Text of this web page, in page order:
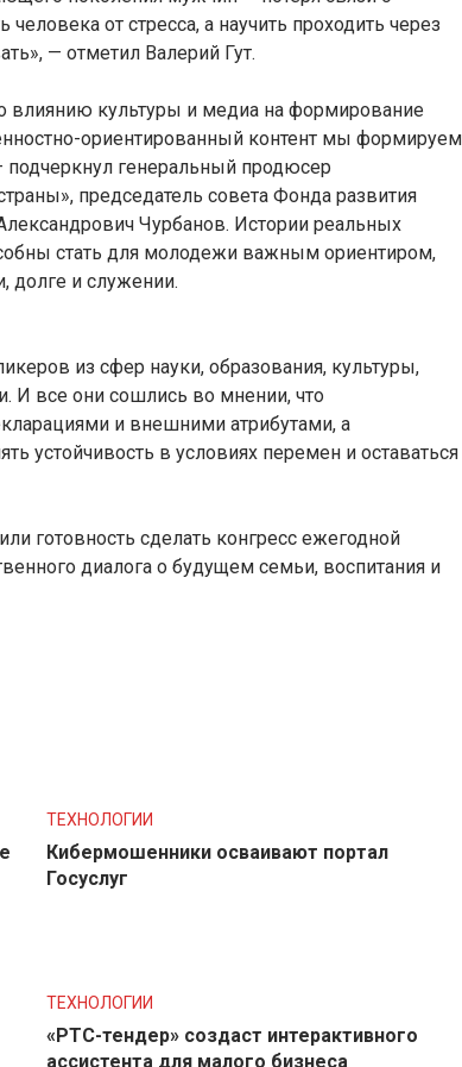
от стресса, а научить проходить через
— отметил Валерий Гут.
влиянию культуры и медиа на формирование
ориентированный контент мы формируем
генеральный продюсер
председатель совета Фонда развития
Чурбанов. Истории реальных
стать для молодежи важным ориентиром,
долге и служении.
из сфер науки, образования, культуры,
И все они сошлись во мнении, что
и внешними атрибутами, а
устойчивость в условиях перемен и оставаться
готовность сделать конгресс ежегодной
диалога о будущем семьи, воспитания и
ТЕХНОЛОГИИ
Кибермошенники осваивают портал
Госуслуг
ТЕХНОЛОГИИ
«РТС-тендер» создаст интерактивного
ассистента для малого бизнеса